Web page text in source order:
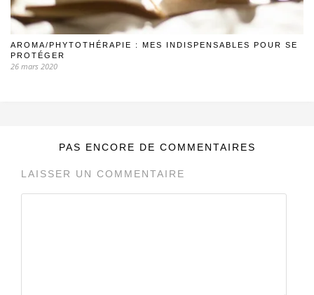
AROMA/PHYTOTHÉRAPIE : MES INDISPENSABLES POUR SE
PROTÉGER
26 mars 2020
PAS ENCORE DE COMMENTAIRES
LAISSER UN COMMENTAIRE